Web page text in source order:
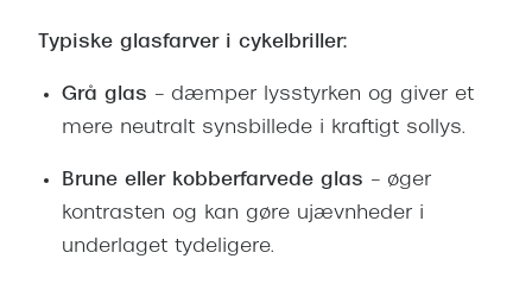
Typiske glasfarver i cykelbriller:
Grå glas – dæmper lysstyrken og giver et
mere neutralt synsbillede i kraftigt sollys.
Brune eller kobberfarvede glas – øger
kontrasten og kan gøre ujævnheder i
underlaget tydeligere.